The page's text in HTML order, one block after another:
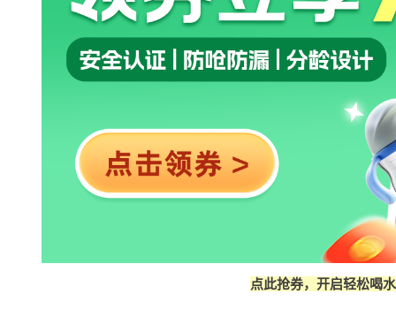
点此抢券，开启轻松喝